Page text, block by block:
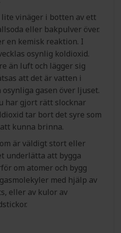
lite vinäger i botten av ett
eller bakpulver över.
en kemisk reaktion. I
osynlig koldioxid.
än luft och lägger sig
att det är vatten i
gasen över ljuset.
har gjort rätt slocknar
tar bort det syre som
kunna brinna.
är väldigt stort eller
underlätta att bygga
om atomer och bygg
med hjälp av
eller av kulor av